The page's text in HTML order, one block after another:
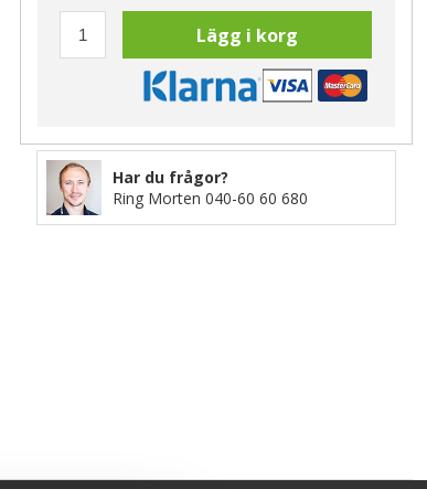
Lägg i korg
Har du frågor?
Ring Morten 040-60 60 680